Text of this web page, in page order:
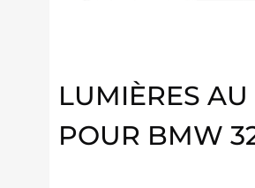
LUMIÈRES
POUR BMW